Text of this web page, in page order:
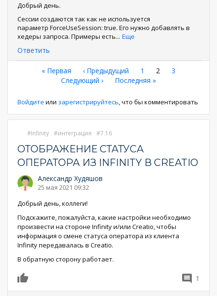
Добрый день.
Сессии создаются так как не используется
параметр ForceUseSession: true. Его нужно добавлять в
хедеры запроса. Примеры есть... Еще
Ответить
Нумерация
страниц
Первая
страница
« Первая ←
‹ Предыдущий Страница
1
Текущая
2 Страница
3
Следующая
Следующий ›
Последняя
Последняя »
Войдите или зарегистрируйтесь, что бы комментировать
Infinity интеграция 7.16
ОТОБРАЖЕНИЕ СТАТУСА
ОПЕРАТОРА ИЗ INFINITY В CREATIO
Александр Худяшов
25 мая 2021 09:32
Добрый день, коллеги!
Подскажите, пожалуйста, какие настройки необходимо
произвести на стороне Infinity и/или Creatio, чтобы
информация о смене статуса оператора из клиента
Infinity передавалась в Creatio.
В обратную сторону работает.
1